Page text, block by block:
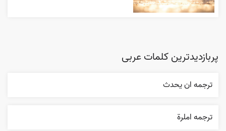
پربازدیدترین کلمات عربی
ترجمه ان يحدث
ترجمه املرة